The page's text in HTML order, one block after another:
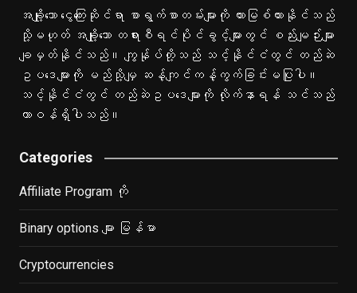
အချို့သော ငွေကြေးဆိုင်ရာ စာရွက်စာတမ်းများကို တားမြစ်ထားနိုင်သည်
သို့မဟုတ် အချို့သော တရားစီရင်ပိုင်ခွင့်များတွင် စည်းမျဉ်းများ
ချမှတ်နိုင်သည်။ ကျွန်ုပ်တို့သည် သင့်နိုင်ငံတွင် တည်ဆဲ
ဥပဒေများကို မည်သို့မျှ ဆန့်ကျင်ကန့်ကွက်ခြင်းမပြုပါ။
သင့်နိုင်ငံတွင် တည်ဆဲဥပဒေများကို လိုက်နာရန် သင်သည်
တာဝန်ရှိပါသည်။
Categories
Affiliate Program ကို
Binary options များ မြန်မာ
Cryptocurrencies